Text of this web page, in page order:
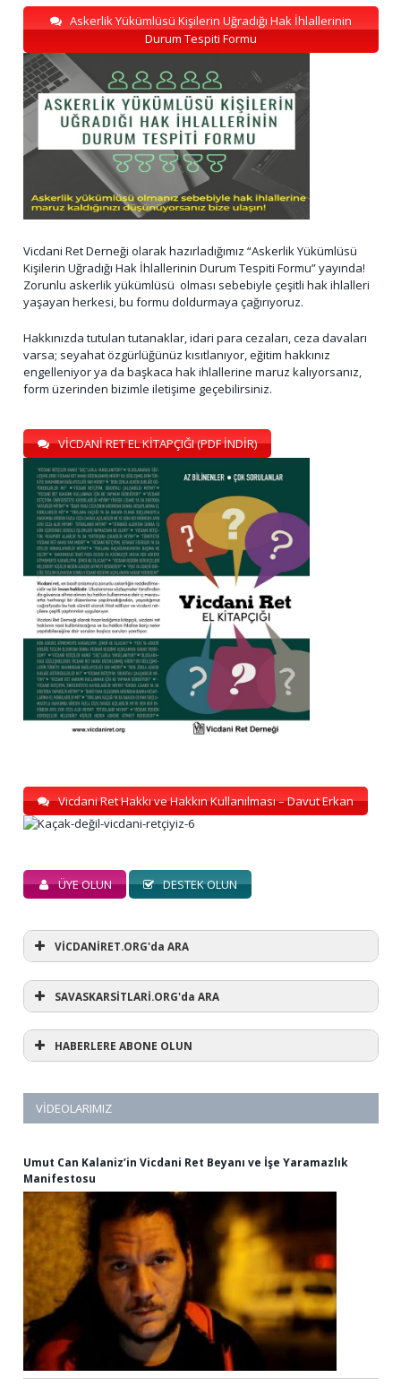
Askerlik Yükümlüsü Kişilerin Uğradığı Hak İhlallerinin
Durum Tespiti Formu
Vicdani Ret Derneği olarak hazırladığımız “Askerlik Yükümlüsü
Kişilerin Uğradığı Hak İhlallerinin Durum Tespiti Formu” yayında!
Zorunlu askerlik yükümlüsü olması sebebiyle çeşitli hak ihlalleri
yaşayan herkesi, bu formu doldurmaya çağırıyoruz.
Hakkınızda tutulan tutanaklar, idari para cezaları, ceza davaları
varsa; seyahat özgürlüğünüz kısıtlanıyor, eğitim hakkınız
engelleniyor ya da başkaca hak ihlallerine maruz kalıyorsanız,
form üzerinden bizimle iletişime geçebilirsiniz.
VİCDANİ RET EL KİTAPÇIĞI (PDF İNDİR)
Vicdani Ret Hakkı ve Hakkın Kullanılması – Davut Erkan
ÜYE OLUN DESTEK OLUN
VİCDANİRET.ORG'da ARA
SAVASKARSİTLARİ.ORG'da ARA
HABERLERE ABONE OLUN
VIDEOLARIMIZ
Umut Can Kalaniz’in Vicdani Ret Beyanı ve İşe Yaramazlık
Manifestosu